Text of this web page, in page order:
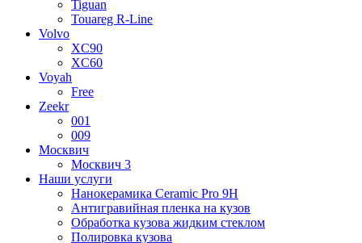
Tiguan
Touareg R-Line
Volvo
XC90
XC60
Voyah
Free
Zeekr
001
009
Москвич
Москвич 3
Наши услуги
Нанокерамика Ceramic Pro 9H
Антигравийная пленка на кузов
Обработка кузова жидким стеклом
Полировка кузова